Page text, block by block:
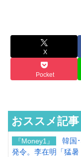
X
Pocket
おススメ記事
『Money1』
韓国
発令。李在明「猛暑